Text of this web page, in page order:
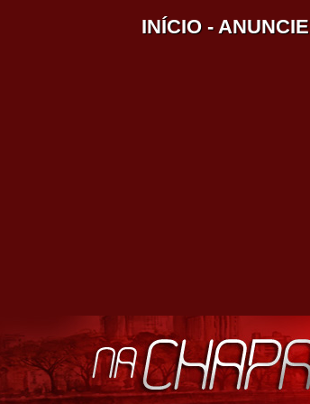
INÍCIO -ANUNCIE